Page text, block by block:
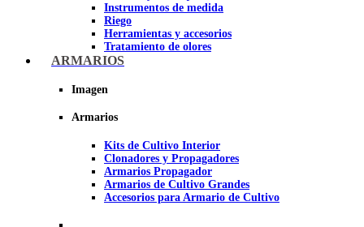
Instrumentos de medida
Riego
Herramientas y accesorios
Tratamiento de olores
Insecticidas y fungicidas
Papel Reflectante para cultivo de
ARMARIOS
Imagen
Armarios
Kits de Cultivo Interior
Clonadores y Propagadores
Armarios Propagador
Armarios de Cultivo Grandes
Accesorios para Armario de Cultivo